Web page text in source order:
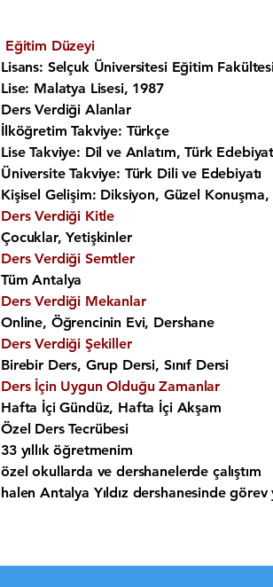
Eğitim Düzeyi
Lisans: Selçuk Üniversitesi Eğitim
Lise: Malatya Lisesi, 1987
Ders Verdiği Alanlar
İlköğretim Takviye: Türkçe
Lise Takviye: Dil ve Anlatım, Türk
Üniversite Takviye: Türk Dili ve Edebiyatı
Kişisel Gelişim: Diksiyon, Güzel Konuşma,
Ders Verdiği Kitle
Çocuklar, Yetişkinler
Ders Verdiği Semtler
Tüm Antalya
Ders Verdiği Mekanlar
Online, Öğrencinin Evi, Dershane
Ders Verdiği Şekiller
Birebir Ders, Grup Dersi, Sınıf Dersi
Ders İçin Uygun Olduğu Zamanlar
Hafta İçi Gündüz, Hafta İçi Akşam
Özel Ders Tecrübesi
33 yıllık öğretmenim
özel okullarda ve dershanelerde çalıştım
halen Antalya Yıldız dershanesinde görev